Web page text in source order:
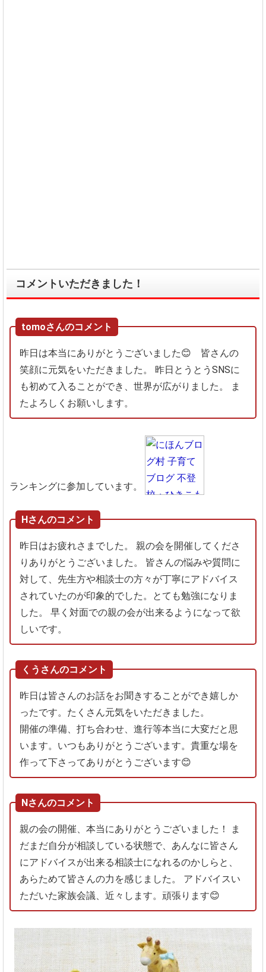
コメントいただきました！
tomoさんのコメント
昨日は本当にありがとうございました😊 皆さんの
笑顔に元気をいただきました。
昨日とうとうSNSに
も初めて入ることができ、世界が広がりました。
ま
たよろしくお願いします。
ランキングに参加しています。
Hさんのコメント
昨日はお疲れさまでした。
親の会を開催してくださ
りありがとうございました。
皆さんの悩みや質問に
対して、先生方や相談士の方々が丁寧にアドバイス
されていたのが印象的でした。とても勉強になりま
した。
早く対面での親の会が出来るようになって欲
しいです。
くうさんのコメント
昨日は皆さんのお話をお聞きすることができ嬉しか
ったです。たくさん元気をいただきました。
開催の準備、打ち合わせ、進行等本当に大変だと思
います。いつもありがとうございます。貴重な場を
作って下さってありがとうございます😊
Nさんのコメント
親の会の開催、本当にありがとうございました！
ま
だまだ自分が相談している状態で、あんなに皆さん
にアドバイスが出来る相談士になれるのかしらと、
あらためて皆さんの力を感じました。
アドバイスい
ただいた家族会議、近々します。頑張ります😊